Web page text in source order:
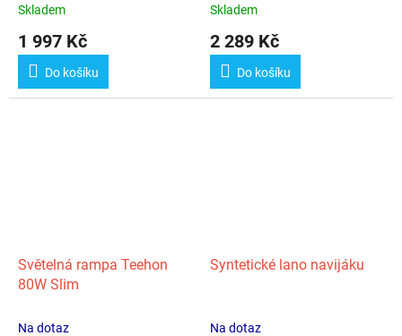
Skladem
1 997 Kč
Do košíku
Skladem
2 289 Kč
Do košíku
Světelná rampa Teehon
80W Slim
Na dotaz
Syntetické lano navijáku
Na dotaz